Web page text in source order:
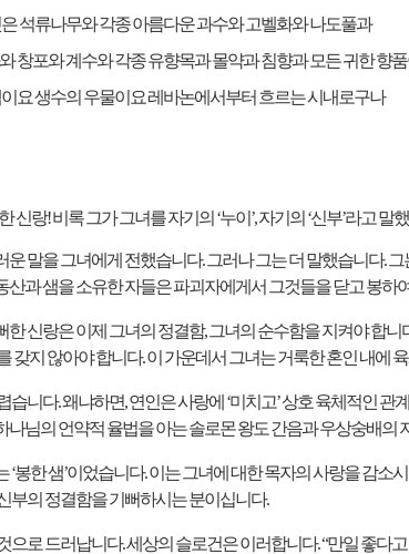
석류나무와 각종 아름다운 과수와 고벨화와 나도풀과
창포와 계수와 각종 유향목과 몰약과 침향과 모든 귀한 향
요 생수의 우물이요 레바논에서부터 흐르는 시내로구나
신랑!비록 그가 그녀를 자기의 ‘누이 ’,자기의 ‘신부’라고 말
운 말을 그녀에게 전했습니다.그러나 그는 더 말했습니다.그
산과 샘을 소유한 자들은 파괴자에게서 그것들을 닫고 봉하
한 신랑은 이제 그녀의 정결함,그녀의 순수함을 지켜야 합니
갖지 않아야 합니다.이 가운데서 그녀는 거룩한 혼인 내에
습니다.왜냐하면,연인은 사랑에 ‘미치고’상호 육체적인 관
나님의 언약적 율법을 아는 솔로몬 왕도 간음과 우상숭배의
‘봉한 샘’이었습니다.이는 그녀에 대한 목자의 사랑을 감소
부의 정결함을 기뻐하시는 분이십니다.
으로 드러납니다.세상의 슬로건은 이러합니다. “만일 좋다